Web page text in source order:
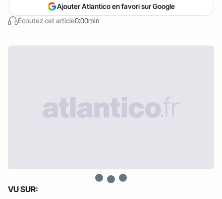
Écoutez cet article0:00min
Ajouter Atlantico en favori sur Google
VU SUR: